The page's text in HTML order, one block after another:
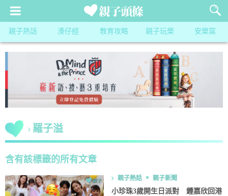
親子熱話 湊仔經 教育攻略 親子玩樂 安樂窩
羅子溢
含有該標籤的所有文章
親子熱話 親子新聞
小珍珠3歲開生日派對 鍾嘉欣回港